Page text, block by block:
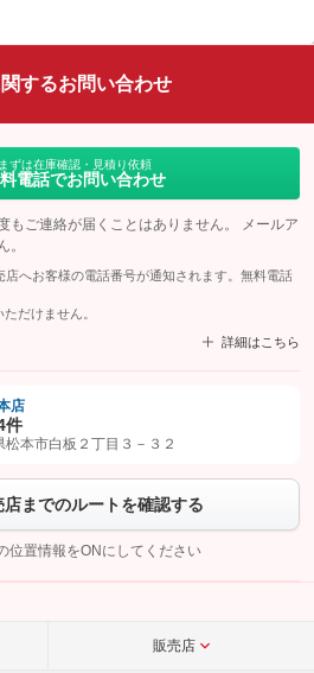
するお問い合わせ
まずは在庫確認・見積り依頼
電話でお問い合わせ
もご連絡が届くことはありません。 メールア
。
へお客様の電話番号が通知されます。無料電話
だけません。
詳細はこちら
を友だち追加してから「許可する」ボタンを押
をタップして問い合わせを
こちら
店
件
本市白板２丁目３－３２
までのルートを確認する
位置情報をONにしてください
販売店